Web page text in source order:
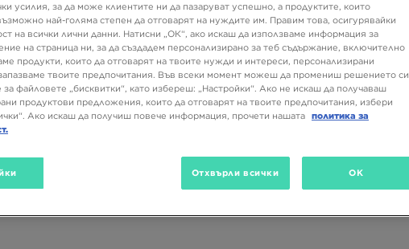
Размер Цвят
усилия, за да може клиентите ни да пазаруват успешно, а продуктите, които
най-голяма степен да отговарят на нуждите им. Правим това, осигурявайки
на всички лични данни. Натисни „ОК“, ако искаш да използваме информация за
на страница ни, за да създадем персонализирано за теб съдържание, включително
продукти, които да отговарят на твоите нужди и интереси, персонализирани
твоите предпочитания. Във всеки момент можеш да промениш решението си
за файловете „бисквитки“, като избереш: „Настройки“. Ако не искаш да получаваш
продуктови предложения, които да отговарят на твоите предпочитания, избери
Ако искаш да получиш повече информация, прочети нашата политика за
Отхвърли всички OK